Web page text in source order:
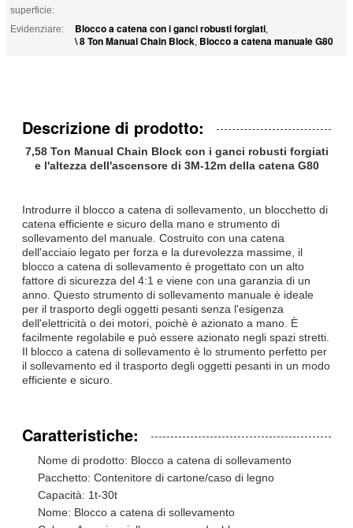
superficie:
Evidenziare: Blocco a catena con i ganci robusti forgiati,
\ 8 Ton Manual Chain Block, Blocco a catena manuale G80
Descrizione di prodotto:
7,58 Ton Manual Chain Block con i ganci robusti forgiati
e l'altezza dell'ascensore di 3M-12m della catena G80
Introdurre il blocco a catena di sollevamento, un blocchetto di
catena efficiente e sicuro della mano e strumento di
sollevamento del manuale. Costruito con una catena
dell'acciaio legato per forza e la durevolezza massime, il
blocco a catena di sollevamento è progettato con un alto
fattore di sicurezza del 4:1 e viene con una garanzia di un
anno. Questo strumento di sollevamento manuale è ideale
per il trasporto degli oggetti pesanti senza l'esigenza
dell'elettricità o dei motori, poichè è azionato a mano. È
facilmente regolabile e può essere azionato negli spazi stretti.
Il blocco a catena di sollevamento è lo strumento perfetto per
il sollevamento ed il trasporto degli oggetti pesanti in un modo
efficiente e sicuro.
Caratteristiche:
Nome di prodotto: Blocco a catena di sollevamento
Pacchetto: Contenitore di cartone/caso di legno
Capacità: 1t-30t
Nome: Blocco a catena di sollevamento